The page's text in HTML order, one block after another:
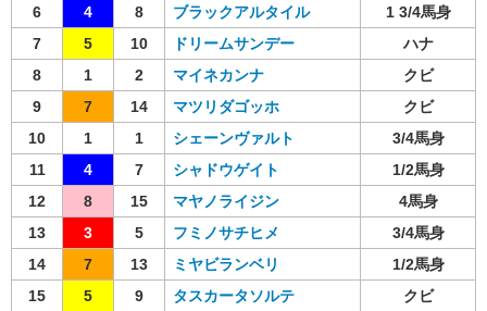
6
4 8 ブラックアルタイル
1 3/4馬身
7
5 10 ドリームサンデー
ハナ
8
1 2 マイネカンナ
クビ
9
7 14 マツリダゴッホ
クビ
10
1 1 シェーンヴァルト
3/4馬身
11
4 7 シャドウゲイト
1/2馬身
12
8 15 マヤノライジン
4馬身
13
3 5 フミノサチヒメ
3/4馬身
14
7 13 ミヤビランベリ
1/2馬身
15
5 9 タスカータソルテ
クビ